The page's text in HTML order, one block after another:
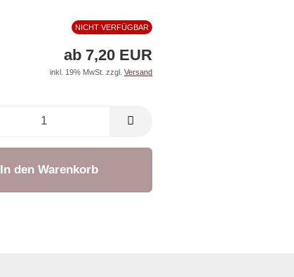
NICHT VERFÜGBAR
ab 7,20 EUR
inkl. 19% MwSt. zzgl. Versand
In den Warenkorb